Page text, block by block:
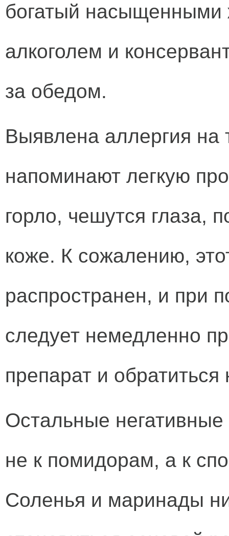
богатый
алкоголем и
за обедом.
Выявлена аллергия
напоминают легкую
горло, чешутся глаза,
коже. К сожалению,
распространен, и при
следует немедленно
препарат и обратиться
Остальные
не к помидорам, а к
Соленья и маринады